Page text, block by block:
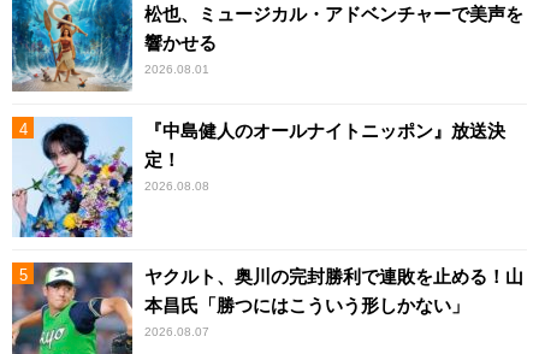
松也、ミュージカル・アドベンチャーで美声を
響かせる
2026.08.01
『中島健人のオールナイトニッポン』放送決
定！
2026.08.08
ヤクルト、奥川の完封勝利で連敗を止める！山
本昌氏「勝つにはこういう形しかない」
2026.08.07